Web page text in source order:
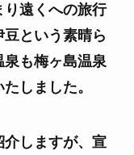
遠くへの旅行
という素晴ら
泉も梅ヶ島温泉
しました。
しますが、宣